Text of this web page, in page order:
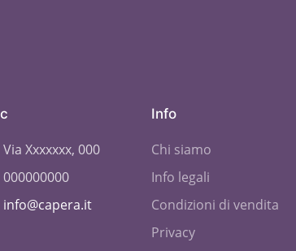
Via Xxxxxxx, 000
000000000
info@capera.it
Info
Chi siamo
Info legali
Condizioni di vendita
Privacy